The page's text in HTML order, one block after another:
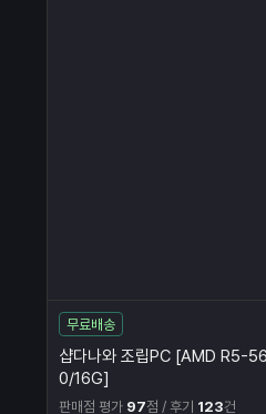
무료배송
샵다나와 조립PC [AMD R5-
0/16G]
판매점 평가 97점 / 후기 123건